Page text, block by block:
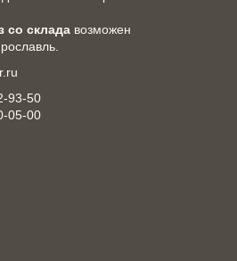
со складавозможен
93-50
05-00